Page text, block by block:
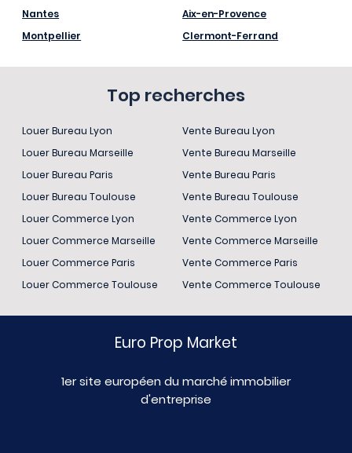
Nantes
Montpellier
Aix-en-Provence
Clermont-Ferrand
Top recherches
Louer Bureau Lyon
Louer Bureau Marseille
Louer Bureau Paris
Louer Bureau Toulouse
Louer Commerce Lyon
Louer Commerce Marseille
Louer Commerce Paris
Louer Commerce Toulouse
Vente Bureau Lyon
Vente Bureau Marseille
Vente Bureau Paris
Vente Bureau Toulouse
Vente Commerce Lyon
Vente Commerce Marseille
Vente Commerce Paris
Vente Commerce Toulouse
Euro Prop Market
1er site européen du marché immobilier
d'entreprise